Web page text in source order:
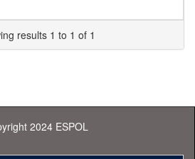
results 1 to 1 of 1
2024 ESPOL